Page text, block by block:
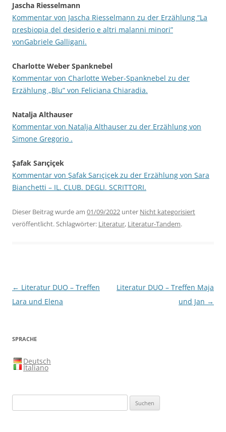
Jascha Riesselmann
Kommentar von Jascha Riesselmann zu der Erzählung “La
presbiopia del desiderio e altri malanni minori”
vonGabriele Galligani.
Charlotte Weber Spanknebel
Kommentar von Charlotte Weber-Spanknebel zu der
Erzählung „Blu” von Feliciana Chiaradia.
Natalja Althauser
Kommentar von Natalja Althauser zu der Erzählung von
Simone Gregorio .
Şafak Sarıçiçek
Kommentar von Şafak Sarıçiçek zu der Erzählung von Sara
Bianchetti – IL. CLUB. DEGLI. SCRITTORI.
Dieser Beitrag wurde am 01/09/2022 unter Nicht kategorisiert
veröffentlicht. Schlagwörter: Literatur, Literatur-Tandem.
Beitragsnavigation
← Literatur DUO – Treffen
Lara und Elena
Literatur DUO – Treffen Maja
und Jan →
SPRACHE
Deutsch
Italiano
nach: